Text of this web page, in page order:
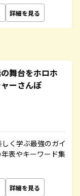
詳細を見る
舞台をホロホ
ーさんぽ
く学ぶ最強のガイ
表やキーワード集
詳細を見る